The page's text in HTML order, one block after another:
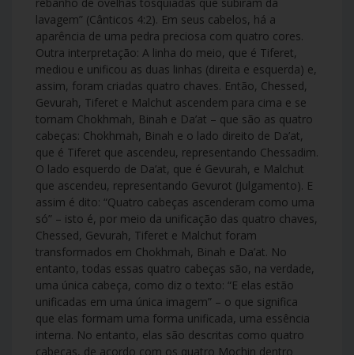
lavagem” (Cânticos 4:2). Em seus cabelos, há a
aparência de uma pedra preciosa com quatro cores.
Outra interpretação: A linha do meio, que é Tiferet,
mediou e unificou as duas linhas (direita e esquerda) e,
assim, foram criadas quatro chaves. Então, Chessed,
Gevurah, Tiferet e Malchut ascendem para cima e se
tornam Chokhmah, Binah e Da’at – que são as quatro
cabeças: Chokhmah, Binah e o lado direito de Da’at,
que é Tiferet que ascendeu, representando Chessadim.
O lado esquerdo de Da’at, que é Gevurah, e Malchut
que ascendeu, representando Gevurot (Julgamento). E
assim é dito: “Quatro cabeças ascenderam como uma
só” – isto é, por meio da unificação das quatro chaves,
Chessed, Gevurah, Tiferet e Malchut foram
transformados em Chokhmah, Binah e Da’at. No
entanto, todas essas quatro cabeças são, na verdade,
uma única cabeça, como diz o texto: “E elas estão
unificadas em uma única imagem” – o que significa
que elas formam uma forma unificada, uma essência
interna. No entanto, elas são descritas como quatro
cabeças, de acordo com os quatro Mochin dentro